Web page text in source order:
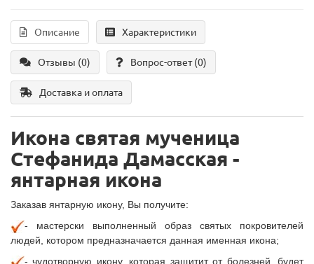
Описание Характеристики
Отзывы (0) Вопрос-ответ(0)
Доставка и оплата
Икона святая мученица
Стефанида Дамасская -
янтарная икона
Заказав янтарную икону, Вы получите:
- мастерски выполненный образ святых покровителей
людей, котором предназначается данная именная икона;
- чудотворную икону, которая защитит от болезней, будет